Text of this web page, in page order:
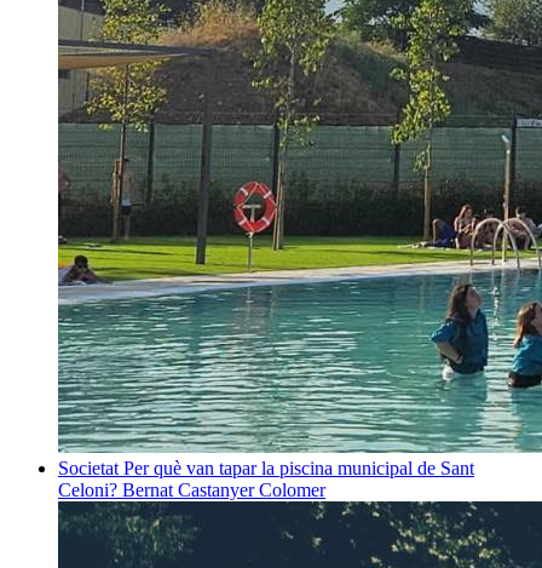
Societat Per què van tapar la piscina municipal de Sant
Celoni? Bernat Castanyer Colomer